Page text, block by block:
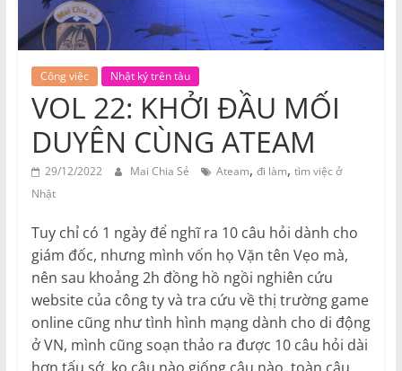
Công việc Nhật ký trên tàu
VOL 22: KHỞI ĐẦU MỐI
DUYÊN CÙNG ATEAM
29/12/2022 Mai Chia Sẻ Ateam, đi làm, tìm việc ở
Nhật
Tuy chỉ có 1 ngày để nghĩ ra 10 câu hỏi dành cho
giám đốc, nhưng mình vốn họ Vặn tên Vẹo mà,
nên sau khoảng 2h đồng hồ ngồi nghiên cứu
website của công ty và tra cứu về thị trường game
online cũng như tình hình mạng dành cho di động
ở VN, mình cũng soạn thảo ra được 10 câu hỏi dài